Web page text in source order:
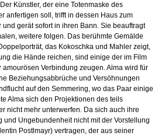
Künstler, der eine Totenmaske des
anfertigen soll, trifft in dessen Haus zum
und gerät sofort in ihren Bann. Sie beauftragt
weitere folgen. Das berühmte Gemälde
das Kokoschka und Mahler zeigt,
die Hände reichen, sind einige der im Film
Verbindung zeugen. Alma wird für
Beziehungsabbrüche und Versöhnungen
auf den Semmering, wo das Paar einige
Alma sich den Projektionen des teils
nicht mehr unterwerfen. Da sich auch ihre
und Ungebundenheit nicht mit der Vorstellung
Postlmayr) vertragen, der aus seiner